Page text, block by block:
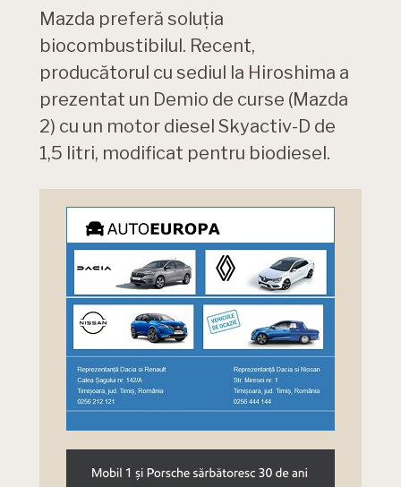
Mazda preferă soluția
biocombustibilul. Recent,
producătorul cu sediul la Hiroshima a
prezentat un Demio de curse (Mazda
2) cu un motor diesel Skyactiv-D de
1,5 litri, modificat pentru biodiesel.